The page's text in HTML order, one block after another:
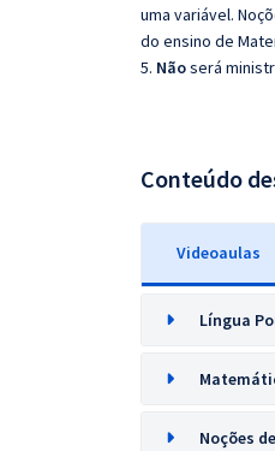
uma variável.
do ensino de
5. Nãoserá
Conteúdo
Videoaulas
Língua
Noções